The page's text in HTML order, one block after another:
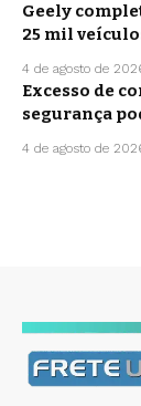
Geely
25 mil
4 de agosto de
Excesso de
segurança
4 de agosto de